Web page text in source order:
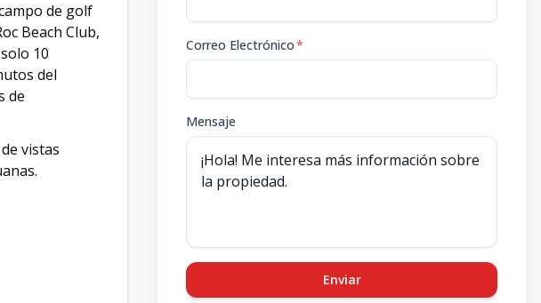
de golf
Beach Club,
10
del
de
vistas
Correo Electrónico*
Mensaje
Enviar